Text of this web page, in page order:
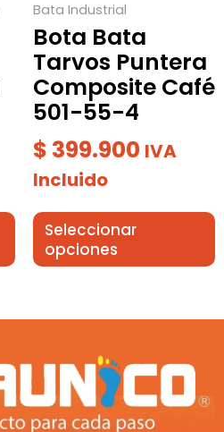
Bata Industrial
Bota Bata
Tarvos Puntera
Composite Café
501-55-4
$ 399.900 IVA
Incluido
Seleccionar
opciones
pueden
elegir
en
la
página
de
producto